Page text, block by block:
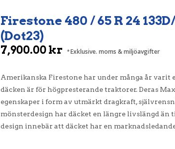
Firestone 480 / 65 R 24
(Dot23)
7,900.00kr Exklusive. moms & miljöavgifter
Amerikanska Firestone har under många år
däcken är för högpresterande traktorer. Deras
egenskaper i form av utmärkt dragkraft,
mönsterdesign har däcket en längre livslängd än
design innebär att däcket har en